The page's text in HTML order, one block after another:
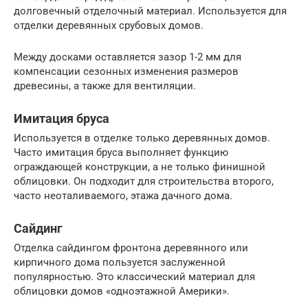
долговечный отделочный материал. Используется для
отделки деревянных срубовых домов.
Между досками оставляется зазор 1-2 мм для
компенсации сезонных изменения размеров
древесины, а также для вентиляции.
Имитация бруса
Используется в отделке только деревянных домов.
Часто имитация бруса выполняет функцию
ограждающей конструкции, а не только финишной
облицовки. Он подходит для строительства второго,
часто неоталиваемого, этажа дачного дома.
Сайдинг
Отделка сайдингом фронтона деревянного или
кирпичного дома пользуется заслуженной
популярностью. Это классический материал для
облицовки домов «одноэтажной Америки».